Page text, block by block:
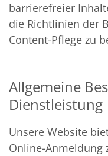
barrierefreier
die Richtlinien der
Content-Pflege zu
Allgemeine
Dienstleistung
Unsere Website
Online-Anmeldung